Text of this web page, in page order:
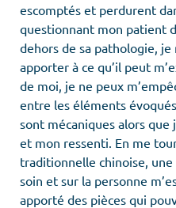
escomptés et perdurent
questionnant mon patient
dehors de sa pathologie, je
apporter à ce qu’il peut
de moi, je ne peux
entre les éléments
sont mécaniques alors
et mon ressenti. En me
traditionnelle chinoise,
soin et sur la personne
apporté des pièces qui